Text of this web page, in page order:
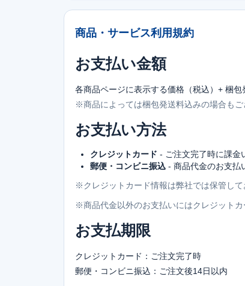
商品・サービス利用規約
お支払い金額
各商品ページに表示する価格（税込）+ 梱包
※商品によっては梱包発送料込みの場合もご
お支払い方法
クレジットカード - ご注文完了時に課金
郵便・コンビニ振込 - 商品代金のお支払
※クレジットカード情報は弊社では保管し
※商品代金以外のお支払いにはクレジット
お支払期限
クレジットカード：ご注文完了時
郵便・コンビニ振込：ご注文後14日以内